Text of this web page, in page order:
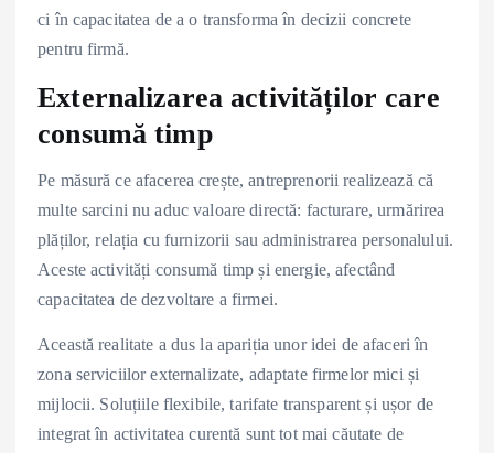
ci în capacitatea de a o transforma în decizii concrete
pentru firmă.
Externalizarea activităților care
consumă timp
Pe măsură ce afacerea crește, antreprenorii realizează că
multe sarcini nu aduc valoare directă: facturare, urmărirea
plăților, relația cu furnizorii sau administrarea personalului.
Aceste activități consumă timp și energie, afectând
capacitatea de dezvoltare a firmei.
Această realitate a dus la apariția unor idei de afaceri în
zona serviciilor externalizate, adaptate firmelor mici și
mijlocii. Soluțiile flexibile, tarifate transparent și ușor de
integrat în activitatea curentă sunt tot mai căutate de